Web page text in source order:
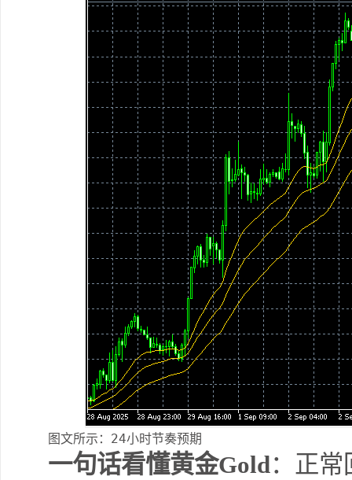
图文所示：24小时节奏预期
一句话看懂黄金Gold：正